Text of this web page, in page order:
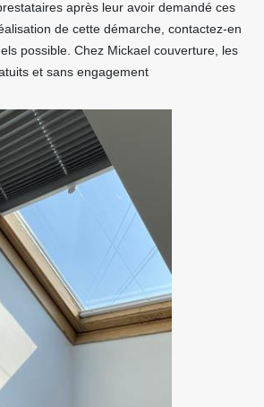
après leur avoir demandé ces
de cette démarche, contactez-en
possible. Chez Mickael couverture, les
et sans engagement